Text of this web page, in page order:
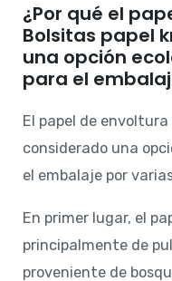
¿Por qué el
Bolsitas papel
una opción
para el
El papel de
considerado una
el embalaje por
En primer lugar, el
principalmente de
proveniente de